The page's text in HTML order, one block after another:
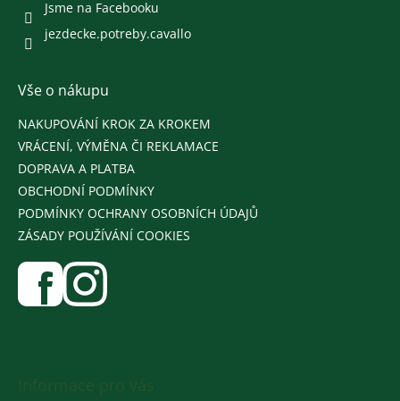
Jsme na Facebooku
jezdecke.potreby.cavallo
Vše o nákupu
NAKUPOVÁNÍ KROK ZA KROKEM
VRÁCENÍ, VÝMĚNA ČI REKLAMACE
DOPRAVA A PLATBA
OBCHODNÍ PODMÍNKY
PODMÍNKY OCHRANY OSOBNÍCH ÚDAJŮ
ZÁSADY POUŽÍVÁNÍ COOKIES